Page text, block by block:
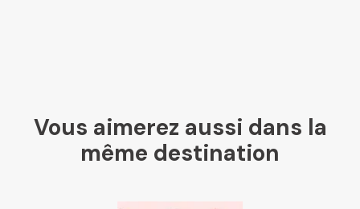
Vous aimerez aussi dans la
même destination